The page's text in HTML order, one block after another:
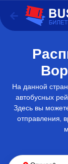
На данной
автобусных
Здесь вы
отправления,